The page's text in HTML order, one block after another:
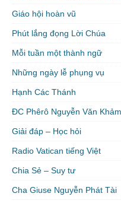
Giáo hội hoàn vũ
Phút lắng đọng Lời Chúa
Mỗi tuần một thành ngữ
Những ngày lễ phụng vụ
Hạnh Các Thánh
ĐC Phêrô Nguyễn Văn Khảm
Giải đáp – Học hỏi
Radio Vatican tiếng Việt
Chia Sẻ – Suy tư
Cha Giuse Nguyễn Phát Tài